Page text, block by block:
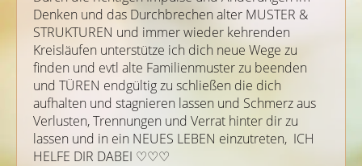
Denken und das Durchbrechen alter MUSTER &
STRUKTUREN und immer wieder kehrenden
Kreisläufen unterstütze ich dich neue Wege zu
finden und evtl alte Familienmuster zu beenden
und TÜREN endgültig zu schließen die dich
aufhalten und stagnieren lassen und Schmerz aus
Verlusten, Trennungen und Verrat hinter dir zu
lassen und in ein NEUES LEBEN einzutreten, ICH
HELFE DIR DABEI ♡♡♡